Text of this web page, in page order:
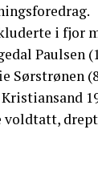
i fjor
Paulsen
Sørstrønen
voldtatt,